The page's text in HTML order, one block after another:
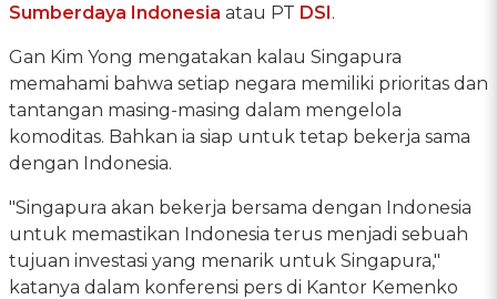
Sumberdaya Indonesia atau PT DSI.
Gan Kim Yong mengatakan kalau Singapura
memahami bahwa setiap negara memiliki prioritas dan
tantangan masing-masing dalam mengelola
komoditas. Bahkan ia siap untuk tetap bekerja sama
dengan Indonesia.
"Singapura akan bekerja bersama dengan Indonesia
untuk memastikan Indonesia terus menjadi sebuah
tujuan investasi yang menarik untuk Singapura,"
katanya dalam konferensi pers di Kantor Kemenko